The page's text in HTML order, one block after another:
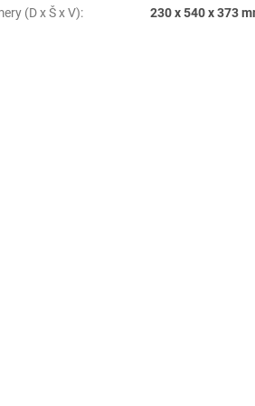
(D x Š x V): 230 x 540 x 373